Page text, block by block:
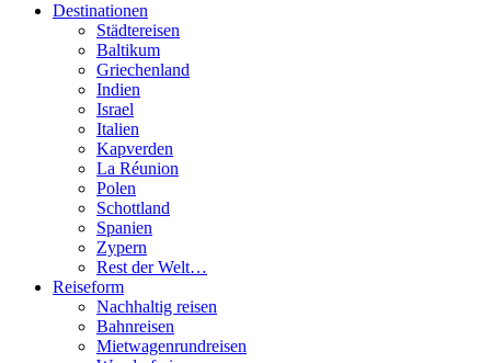
Destinationen
Städtereisen
Baltikum
Griechenland
Indien
Israel
Italien
Kapverden
La Réunion
Polen
Schottland
Spanien
Zypern
Rest der Welt…
Reiseform
Nachhaltig reisen
Bahnreisen
Mietwagenrundreisen